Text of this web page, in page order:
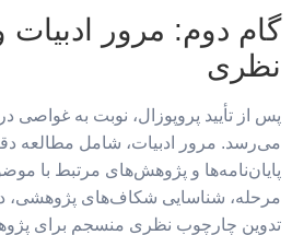
گام دوم: مرور
نظری
پس از تأیید پروپوزال، نوبت به غواصی
می‌رسد. مرور ادبیات، شامل مطالعه
پایان‌نامه‌ها و پژوهش‌های مرتبط با
مرحله، شناسایی شکاف‌های پژوهشی،
تدوین چارچوب نظری منسجم برای